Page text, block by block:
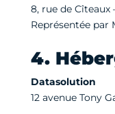
8, rue de Cîteaux
Représentée par
4.
Datasolution
12 avenue Tony